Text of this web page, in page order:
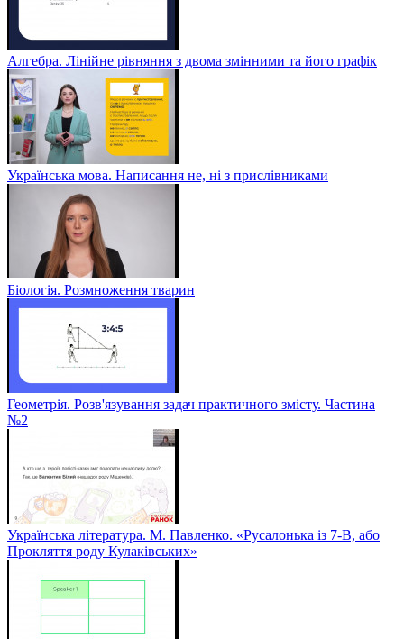
Алгебра. Лінійне рівняння з двома змінними та його графік
Українська мова. Написання не, ні з прислівниками
Біологія. Розмноження тварин
Геометрія. Розв'язування задач практичного змісту. Частина
№2
Українська література. М. Павленко. «Русалонька із 7-В, або
Прокляття роду Кулаківських»